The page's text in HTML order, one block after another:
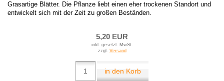
Grasartige Blätter. Die Pflanze liebt einen eher trockenen Standort und
entwickelt sich mit der Zeit zu großen Beständen.
5,20 EUR
inkl. gesetzl. MwSt.
zzgl. Versand
in den Korb